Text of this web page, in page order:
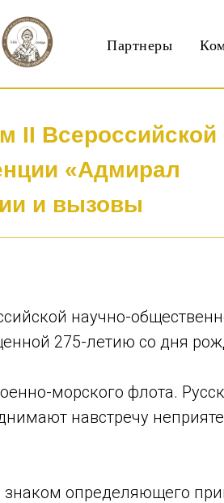
Партнеры
II Всероссийской
«Адмирал
и вызовы
научно-
275-летию со дня
морского флота.
навстречу
определяющего